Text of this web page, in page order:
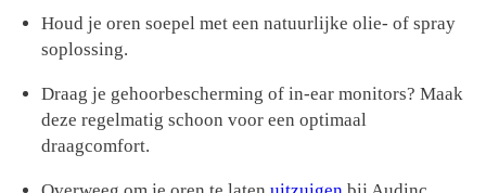
Houd je oren soepel met een natuurlijke olie- of spray
soplossing.
Draag je gehoorbescherming of in-ear monitors? Maak
deze regelmatig schoon voor een optimaal
draagcomfort.